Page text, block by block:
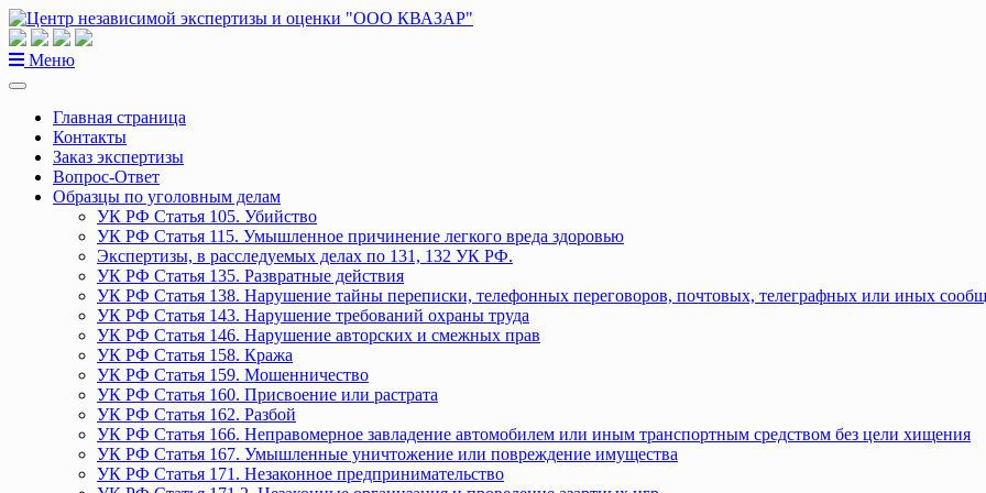
Перейти
к
содержанию
Меню
Главная страница
Контакты
Заказ экспертизы
Вопрос-Ответ
Образцы по уголовным делам
УК РФ Статья 105. Убийство
УК РФ Статья 115. Умышленное причинение легкого вреда здоровью
Экспертизы, в расследуемых делах по 131, 132 УК РФ.
УК РФ Статья 135. Развратные действия
УК РФ Статья 138. Нарушение тайны переписки, телефонных переговоров, почтовых, телеграфных или иных
УК РФ Статья 143. Нарушение требований охраны труда
УК РФ Статья 146. Нарушение авторских и смежных прав
УК РФ Статья 158. Кража
УК РФ Статья 159. Мошенничество
УК РФ Статья 160. Присвоение или растрата
УК РФ Статья 162. Разбой
УК РФ Статья 166. Неправомерное завладение автомобилем или иным транспортным средством без цели хищения
УК РФ Статья 167. Умышленные уничтожение или повреждение имущества
УК РФ Статья 171. Незаконное предпринимательство